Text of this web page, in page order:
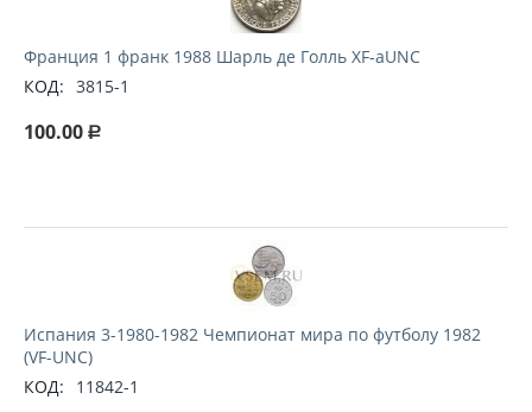
Франция 1 франк 1988 Шарль де Голль XF-aUNC
КОД: 3815-1
100.00 Р
Испания 3-1980-1982 Чемпионат мира по футболу 1982
(VF-UNC)
КОД:
11842-1